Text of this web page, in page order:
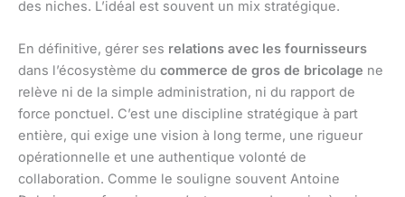
des niches. L’idéal est souvent un mix stratégique.
En définitive, gérer ses relations avec les fournisseurs
dans l’écosystème du commerce de gros de bricolage ne
relève ni de la simple administration, ni du rapport de
force ponctuel. C’est une discipline stratégique à part
entière, qui exige une vision à long terme, une rigueur
opérationnelle et une authentique volonté de
collaboration. Comme le souligne souvent Antoine